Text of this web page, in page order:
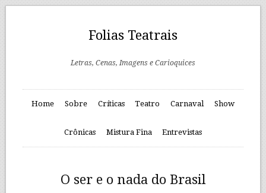
Folias Teatrais
Letras, Cenas, Imagens e Carioquices
Home Sobre Críticas Teatro Carnaval Show
Crônicas Mistura Fina Entrevistas
O ser e o nada do Brasil